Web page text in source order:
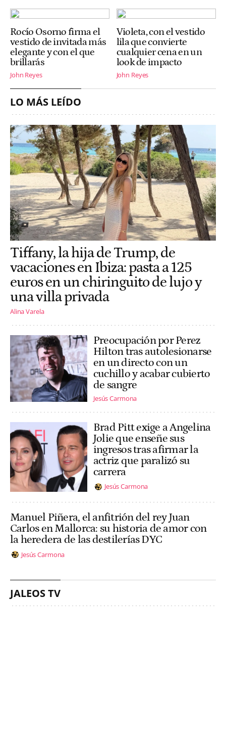
Rocío Osorno firma el
vestido de invitada más
elegante y con el que
brillarás
John Reyes
Violeta, con el vestido
lila que convierte
cualquier cena en un
look de impacto
John Reyes
LO MÁS LEÍDO
Tiffany, la hija de Trump, de
vacaciones en Ibiza: pasta a 125
euros en un chiringuito de lujo y
una villa privada
Alina Varela
Preocupación por Perez
Hilton tras autolesionarse
en un directo con un
cuchillo y acabar cubierto
de sangre
Jesús Carmona
Brad Pitt exige a Angelina
Jolie que enseñe sus
ingresos tras afirmar la
actriz que paralizó su
carrera
Jesús Carmona
Manuel Piñera, el anfitrión del rey Juan
Carlos en Mallorca: su historia de amor con
la heredera de las destilerías DYC
Jesús Carmona
JALEOS TV